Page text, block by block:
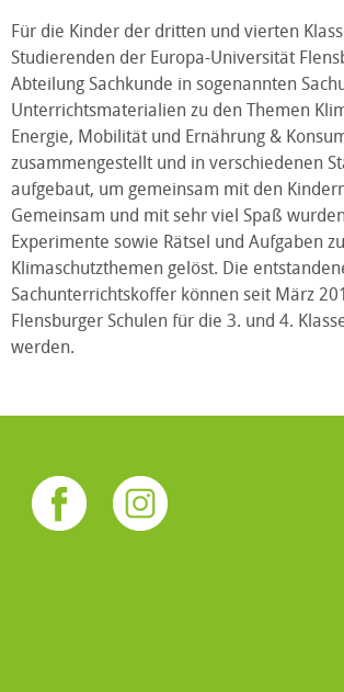
Für die Kinder der dritten und vierten
Studierenden der Europa-Universität
Abteilung Sachkunde in sogenannten
Unterrichtsmaterialien zu den Themen
Energie, Mobilität und Ernährung &
zusammengestellt und in verschiedenen
aufgebaut, um gemeinsam mit den
Gemeinsam und mit sehr viel Spaß
Experimente sowie Rätsel und Aufgaben
Klimaschutzthemen gelöst. Die
Sachunterrichtskoffer können seit März
Flensburger Schulen für die 3. und 4.
werden.